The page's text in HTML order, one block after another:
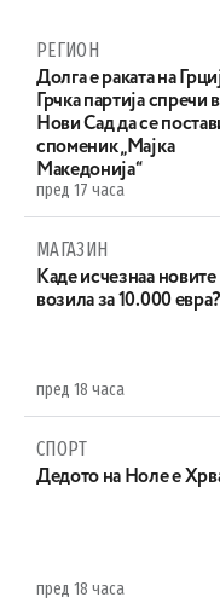
РЕГИОН
Долга е раката на
Грчка партија спречи
Нови Сад да се
споменик „Мајка
Македонија“
пред 17 часа
МАГАЗИН
Каде исчезнаа новите
возила за 10.000 евра?
пред 18 часа
СПОРТ
Дедото на Ноле е
пред 18 часа